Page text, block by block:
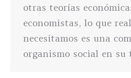
otras teorías
economistas, lo que
necesitamos es una
organismo social en